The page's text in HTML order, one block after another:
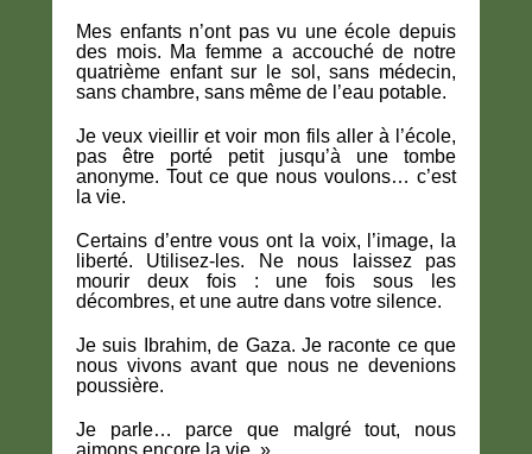
Mes enfants n’ont pas vu une école depuis
des mois. Ma femme a accouché de notre
quatrième enfant sur le sol, sans médecin,
sans chambre, sans même de l’eau potable.
Je veux vieillir et voir mon fils aller à l’école,
pas être porté petit jusqu’à une tombe
anonyme. Tout ce que nous voulons… c’est
la vie.
Certains d’entre vous ont la voix, l’image, la
liberté. Utilisez-les. Ne nous laissez pas
mourir deux fois : une fois sous les
décombres, et une autre dans votre silence.
Je suis Ibrahim, de Gaza. Je raconte ce que
nous vivons avant que nous ne devenions
poussière.
Je parle… parce que malgré tout, nous